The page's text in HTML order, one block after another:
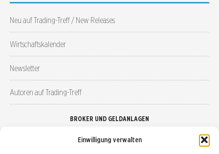
Einwilligung verwalten
Neu auf Trading-Treff / New Releases
Wirtschaftskalender
Newsletter
Autoren auf Trading-Treff
BROKER UND GELDANLAGEN